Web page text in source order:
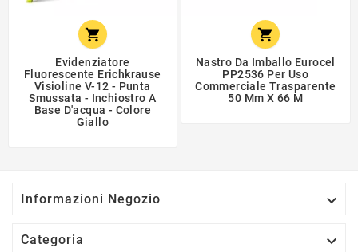

Evidenziatore
Fluorescente Erichkrause
Visioline V-12 - Punta
Smussata - Inchiostro A
Base D'acqua - Colore
Giallo

Nastro Da Imballo Eurocel
PP2536 Per Uso
Commerciale Trasparente
50 Mm X 66 M
Informazioni Negozio 
Categoria 